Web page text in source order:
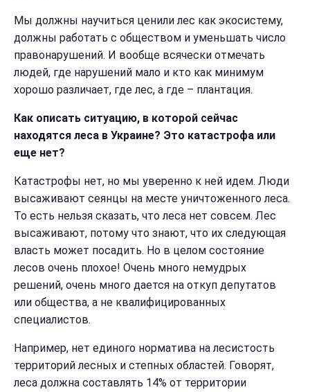
Мы должны научиться ценили лес как экосистему,
должны работать с обществом и уменьшать число
правонарушений. И вообще всячески отмечать
людей, где нарушений мало и кто как минимум
хорошо различает, где лес, а где – плантация.
Как описать ситуацию, в которой сейчас
находятся леса в Украине? Это катастрофа или
еще нет?
Катастрофы нет, но мы уверенно к ней идем. Люди
высаживают сеянцы на месте уничтоженного леса.
То есть нельзя сказать, что леса нет совсем. Лес
высаживают, потому что знают, что их следующая
власть может посадить. Но в целом состояние
лесов очень плохое! Очень много немудрых
решений, очень много дается на откуп депутатов
или общества, а не квалифицированных
специалистов.
Например, нет единого норматива на лесистость
территорий лесных и степных областей. Говорят,
леса должна составлять 14% от территории